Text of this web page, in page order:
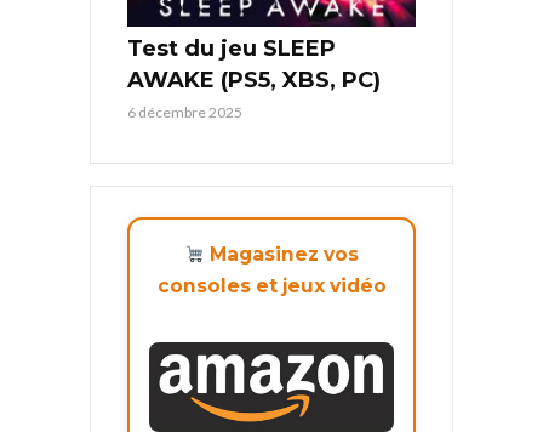
Test du jeu SLEEP
AWAKE (PS5, XBS, PC)
6 décembre 2025
Magasinez vos
consoles et jeux vidéo